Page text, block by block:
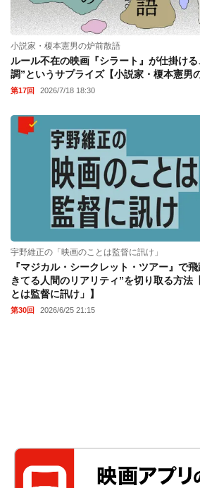
小説家・榎本憲男の炉前散語
ルール不在の映画『シラート』が仕掛け
調”というサプライズ【小説家・榎本憲男
第17回 2026/7/18 18:30
宇野維正の「映画のことは監督に訊け」
『マジカル・シークレット・ツアー』で
きてる人間のリアリティ”を切り取る方法
とは監督に訊け」】
第30回 2026/6/25 21:15